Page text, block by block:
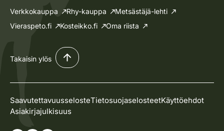
Verkkokauppa Rhy-kauppa
Metsästäjä-lehti
Vieraspeto.fi
Kosteikko.fi Oma riista
Takaisin ylös
SaavutettavuusselosteTietosuojaselosteetKäyttöehdot
Asiakirjajulkisuus